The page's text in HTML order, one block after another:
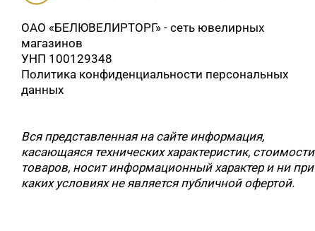
ОАО «БЕЛЮВЕЛИРТОРГ» - сеть ювелирных
магазинов
УНП 100129348
Политика конфиденциальности персональных
данных
Вся представленная на сайте информация,
касающаяся технических характеристик, стоимости
товаров, носит информационный характер и ни при
каких условиях не является публичной офертой.